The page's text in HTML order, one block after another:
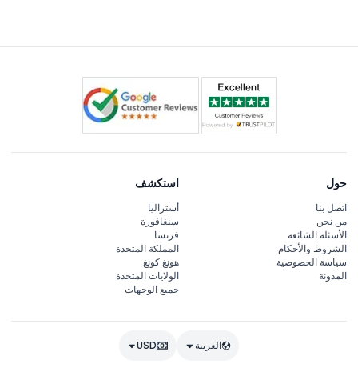
حول
اتصل بنا
من نحن
الأسئلة الشائعة
الشروط والأحكام
سياسة الخصوصية
المدونة
استكشف
أستراليا
سنغافورة
فرنسا
المملكة المتحدة
هونغ كونغ
الولايات المتحدة
جميع الوجهات
العربية USD